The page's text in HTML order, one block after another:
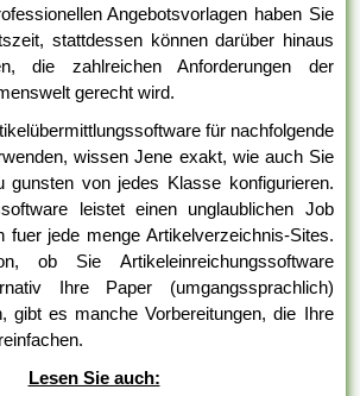
Angebotsvorlagen haben Sie
stattdessen können darüber hinaus
die zahlreichen Anforderungen der
gerecht wird.
für nachfolgende
wissen Jene exakt, wie auch Sie
gunsten von jedes Klasse konfigurieren.
leistet einen unglaublichen Job
fuer jede menge Artikelverzeichnis-Sites.
ob Sie Artikeleinreichungssoftware
Ihre Paper (umgangssprachlich)
gibt es manche Vorbereitungen, die Ihre
Lesen Sie auch: